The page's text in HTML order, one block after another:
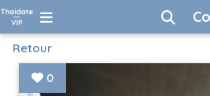
Retour
0